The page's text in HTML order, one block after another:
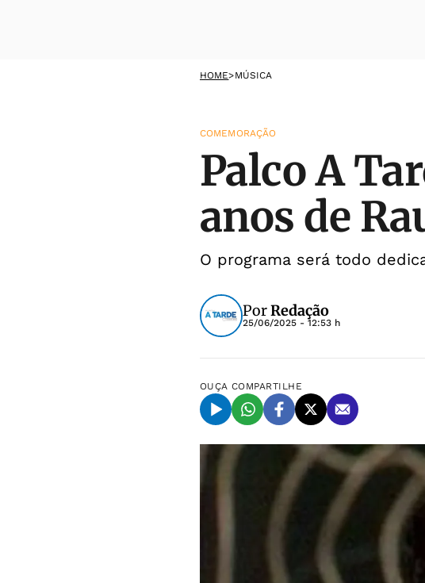
HOME>MÚSICA
COMEMORAÇÃO
Palco A
anos de
O programa será todo
PorRedação
25/06/2025 - 12:53 h
OUÇA COMPARTILHE